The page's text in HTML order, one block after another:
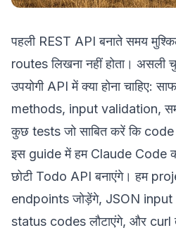
पहली REST API बनाते समय
routes लिखना नहीं होता। असली
उपयोगी API में क्या होना चाहिए:
methods, input validation,
कुछ tests जो साबित करें कि code
इस guide में हम Claude Code
छोटी Todo API बनाएंगे। हम
endpoints जोड़ेंगे, JSON input
status codes लौटाएंगे, और